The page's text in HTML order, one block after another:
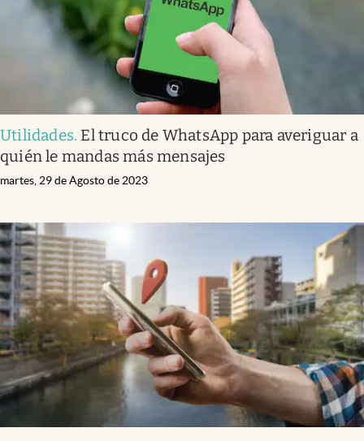
Utilidades. El truco de WhatsApp para averiguar a
quién le mandas más mensajes
martes, 29 de Agosto de 2023